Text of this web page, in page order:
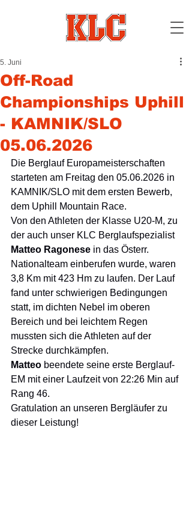
Off-Road
Championships Uphill
- KAMNIK/SLO
05.06.2026
5. Juni
Die Berglauf Europameisterschaften
starteten am Freitag den 05.06.2026 in
KAMNIK/SLO mit dem ersten Bewerb,
dem Uphill Mountain Race.
Von den Athleten der Klasse U20-M, zu
der auch unser KLC Berglaufspezialist
Matteo Ragonese in das Österr.
Nationalteam einberufen wurde, waren
3,8 Km mit 423 Hm zu laufen. Der Lauf
fand unter schwierigen Bedingungen
statt, im dichten Nebel im oberen
Bereich und bei leichtem Regen
mussten sich die Athleten auf der
Strecke durchkämpfen.
Matteo beendete seine erste Berglauf-
EM mit einer Laufzeit von 22:26 Min auf
Rang 46.
Gratulation an unseren Bergläufer zu
dieser Leistung!